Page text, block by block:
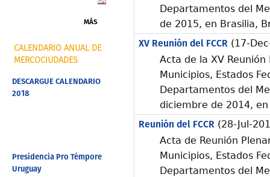
MÁS
CALENDARIO ANUAL DE
MERCOCIUDADES
DESCARGUE CALENDARIO
2018
Presidencia Pro Témpore
Uruguay
Departamentos del
de 2015, en Brasilia,
XV Reunión del FCCR (17-
Acta de la XV
Municipios, Estados
Departamentos del
diciembre de 2014,
Reunión del FCCR (28-Jul-
Acta de Reunión
Municipios, Estados
Departamentos del